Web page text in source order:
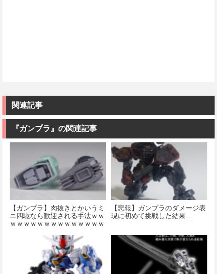
関連記事
『ガンプラ』の関連記事
【ガンプラ】肉抜きとかいうミ
ニ四駆なら歓迎される手法ｗｗ
ｗｗｗｗｗｗｗｗｗｗｗｗｗｗ
【悲報】ガンプラのダメージ表
現に初めて挑戦した結果…